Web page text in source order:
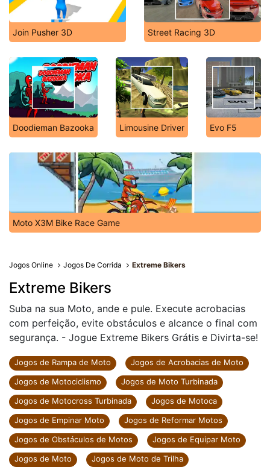
Join Pusher 3D Street Racing 3D
Doodieman Bazooka Limousine Driver Evo F5
Moto X3M Bike Race Game
Jogos Online Jogos De Corrida Extreme Bikers
Extreme Bikers
Suba na sua Moto, ande e pule. Execute acrobacias
com perfeição, evite obstáculos e alcance o final com
segurança. - Jogue Extreme Bikers Grátis e Divirta-se!
Jogos de Rampa de Moto
Jogos de Acrobacias de Moto
Jogos de Motociclismo
Jogos de Moto Turbinada
Jogos de Motocross Turbinada
Jogos de Motoca
Jogos de Empinar Moto
Jogos de Reformar Motos
Jogos de Obstáculos de Motos
Jogos de Equipar Moto
Jogos de Moto
Jogos de Moto de Trilha